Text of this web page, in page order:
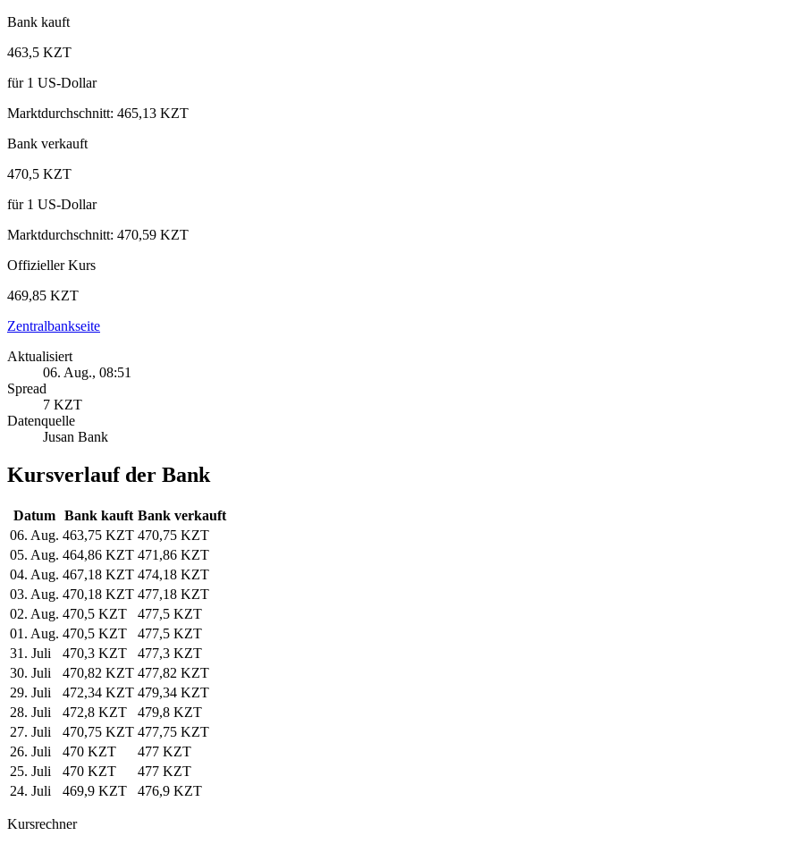
Bank kauft
463,5 KZT
für1 US‑Dollar
Marktdurchschnitt: 465,13 KZT
Bank verkauft
470,5 KZT
für1 US‑Dollar
Marktdurchschnitt: 470,59 KZT
Offizieller Kurs
469,85 KZT
Zentralbankseite
Aktualisiert
06. Aug., 08:51
Spread
7 KZT
Datenquelle
Jusan Bank
Kursverlauf der Bank
Datum Bank kauft Bank verkauft
06. Aug. 463,75 KZT 470,75 KZT
05. Aug. 464,86 KZT 471,86 KZT
04. Aug. 467,18 KZT 474,18 KZT
03. Aug. 470,18 KZT 477,18 KZT
02. Aug. 470,5 KZT
477,5 KZT
01. Aug. 470,5 KZT
477,5 KZT
31. Juli
470,3 KZT
477,3 KZT
30. Juli
470,82 KZT 477,82 KZT
29. Juli
472,34 KZT 479,34 KZT
28. Juli
472,8 KZT
479,8 KZT
27. Juli
470,75 KZT 477,75 KZT
26. Juli
470 KZT
477 KZT
25. Juli
470 KZT
477 KZT
24. Juli
469,9 KZT 476,9 KZT
Kursrechner